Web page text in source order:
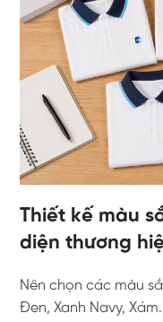
Thiết kế màu
diện thương
Nên chọn các màu
Đen, Xanh Navy,